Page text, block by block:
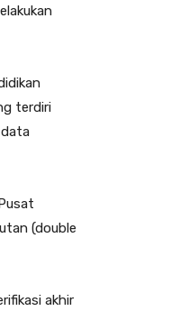
terdiri
(double
akhir